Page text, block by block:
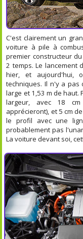
C'est clairement un
voiture à pile à
premier constructeur
2 temps. Le lancement
hier, et aujourd'hui,
techniques. Il n'y a pas
large et 1,53 m de haut.
largeur, avec 18
apprécieront), et 5 cm
le profil avec une
probablement pas
La voiture devant soi,